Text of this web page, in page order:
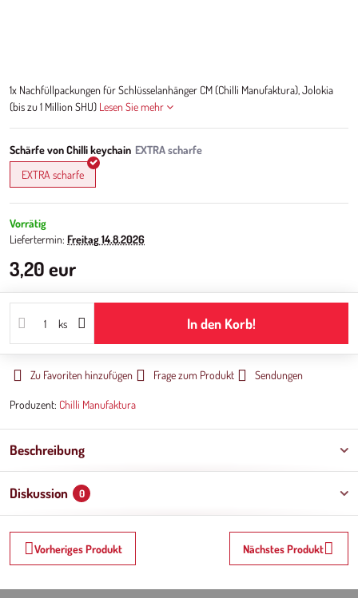
1x Nachfüllpackungen für Schlüsselanhänger CM (Chilli Manufaktura), Jolokia
(bis zu 1 Million SHU) Lesen Sie mehr
Schärfe von Chilli keychain
EXTRA scharfe
Vorrätig
Liefertermin: Freitag14.8.2026
3,20 eur
ks In den Korb!
Zu Favoriten hinzufügen Frage zum Produkt Sendungen
Produzent: Chilli Manufaktura
Beschreibung
Diskussion 0
Vorheriges Produkt Nächstes Produkt